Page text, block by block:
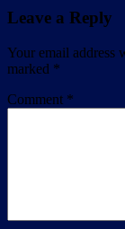
Leave a Reply
Your email address
marked *
Comment *